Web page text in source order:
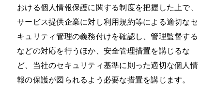
おける個人情報保護に関する制度を把握した上で、
サービス提供企業に対し利用規約等による適切なセ
キュリティ管理の義務付けを確認し、管理監督する
などの対応を行うほか、安全管理措置を講じるな
ど、当社のセキュリティ基準に則った適切な個人情
報の保護が図られるよう必要な措置を講じます。